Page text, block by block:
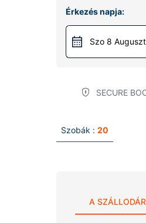
Érkezés napja:
Szo 8
SECURE
Szobák : 20
A